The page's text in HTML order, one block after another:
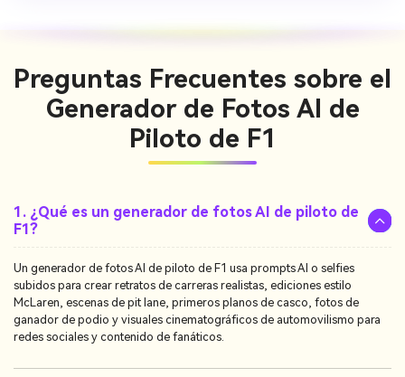
Preguntas Frecuentes sobre el
Generador de Fotos AI de
Piloto de F1
1. ¿Qué es un generador de fotos AI de piloto de
F1?
Un generador de fotos AI de piloto de F1 usa prompts AI o selfies
subidos para crear retratos de carreras realistas, ediciones estilo
McLaren, escenas de pit lane, primeros planos de casco, fotos de
ganador de podio y visuales cinematográficos de automovilismo para
redes sociales y contenido de fanáticos.